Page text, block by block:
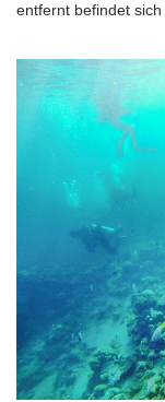
entfernt befindet